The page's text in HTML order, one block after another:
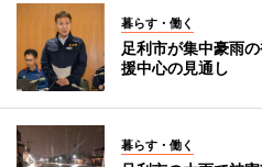
暮らす・働く
足利市が集中豪雨
援中心の見通し
暮らす・働く